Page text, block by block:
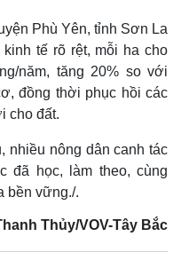
Phù Yên, tỉnh Sơn La
tế rõ rệt, mỗi ha cho
năm, tăng 20% so với
đồng thời phục hồi các
cho đất.
nhiều nông dân canh tác
đã học, làm theo, cùng
bền vững./.
Thủy/VOV-Tây Bắc